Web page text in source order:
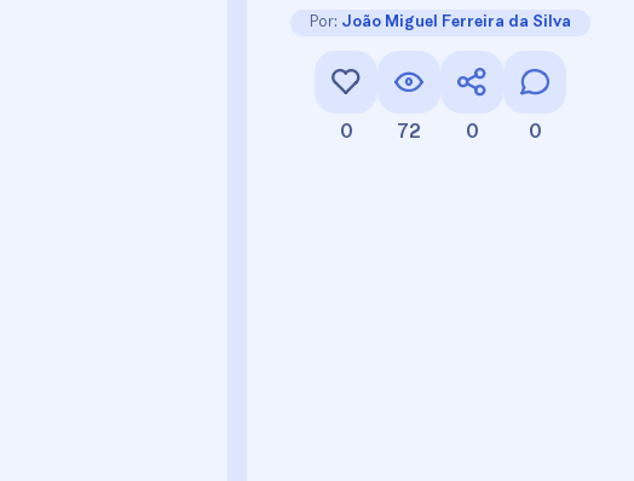
Por: João Miguel Ferreira da Silva
0 72 0 0